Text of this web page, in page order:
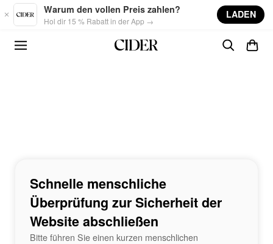
Skip to main content
Warum den vollen Preis zahlen?
Hol dir 15 % Rabatt in der App →
LADEN
Schnelle menschliche
Überprüfung zur Sicherheit der
Website abschließen
Bitte führen Sie einen kurzen menschlichen